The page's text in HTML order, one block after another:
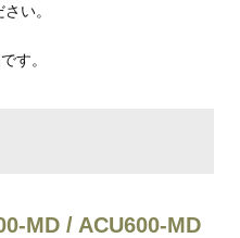
い。
す。
MD / ACU600-MD